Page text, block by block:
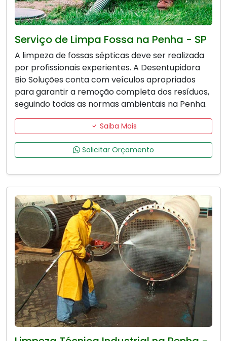
Serviço de Limpa Fossa na Penha - SP
A limpeza de fossas sépticas deve ser realizada
por profissionais experientes. A Desentupidora
Bio Soluções conta com veículos apropriados
para garantir a remoção completa dos resíduos,
seguindo todas as normas ambientais na Penha.
Saiba Mais
Solicitar Orçamento